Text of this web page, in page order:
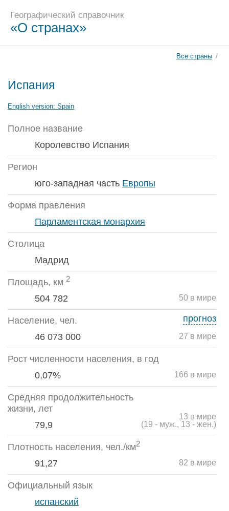
Географический справочник
«О странах»
Все страны /
Испания
English version: Spain
Полное название
Королевство Испания
Регион
юго-западная часть Европы
Форма правления
Парламентская монархия
Столица
Мадрид
Площадь, км 2
50 в мире
504 782
Население, чел.
27 в мире
46 073 000
прогноз
Рост численности населения, в год
166 в мире
0,07%
Средняя продолжительность
жизни, лет
79,9
13 в мире
(19 - муж., 13 - жен.)
Плотность населения, чел./км2
82 в мире
91,27
Официальный язык
испанский